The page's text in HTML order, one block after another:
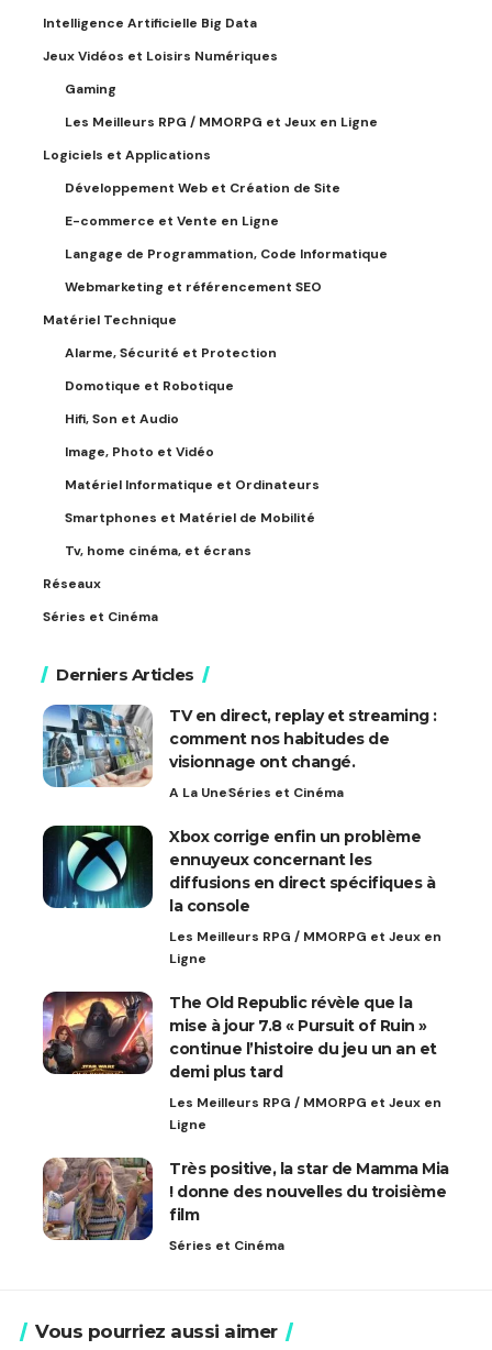
Intelligence Artificielle Big Data
Jeux Vidéos et Loisirs Numériques
Gaming
Les Meilleurs RPG / MMORPG et Jeux en Ligne
Logiciels et Applications
Développement Web et Création de Site
E-commerce et Vente en Ligne
Langage de Programmation, Code Informatique
Webmarketing et référencement SEO
Matériel Technique
Alarme, Sécurité et Protection
Domotique et Robotique
Hifi, Son et Audio
Image, Photo et Vidéo
Matériel Informatique et Ordinateurs
Smartphones et Matériel de Mobilité
Tv, home cinéma, et écrans
Réseaux
Séries et Cinéma
Derniers Articles
TV en direct, replay et streaming :
comment nos habitudes de
visionnage ont changé.
A La UneSéries et Cinéma
Xbox corrige enfin un problème
ennuyeux concernant les
diffusions en direct spécifiques à
la console
Les Meilleurs RPG / MMORPG et Jeux en
Ligne
The Old Republic révèle que la
mise à jour 7.8 « Pursuit of Ruin »
continue l’histoire du jeu un an et
demi plus tard
Les Meilleurs RPG / MMORPG et Jeux en
Ligne
Très positive, la star de Mamma Mia
! donne des nouvelles du troisième
film
Séries et Cinéma
Vous pourriez aussi aimer